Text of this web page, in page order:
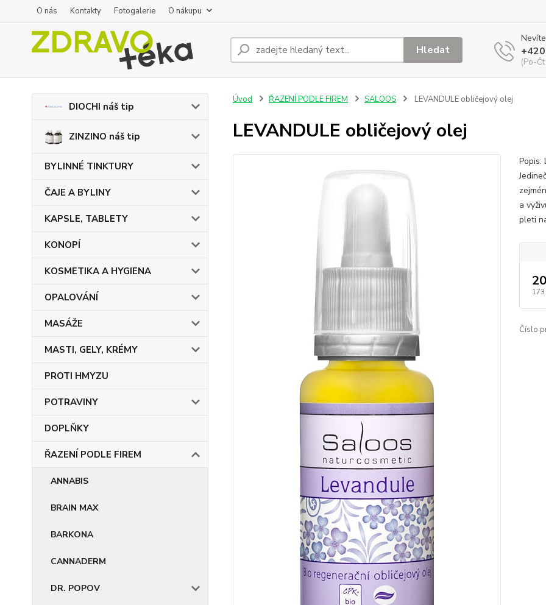
O nás Kontakty Fotogalerie O nákupu
Hledat
(Po-
DIOCHI náš tip
ZINZINO náš tip
BYLINNÉ TINKTURY
ČAJE A BYLINY
KAPSLE, TABLETY
KONOPÍ
KOSMETIKA A HYGIENA
OPALOVÁNÍ
MASÁŽE
MASTI, GELY, KRÉMY
PROTI HMYZU
POTRAVINY
DOPLŇKY
ŘAZENÍ PODLE FIREM
ANNABIS
BRAIN MAX
BARKONA
CANNADERM
DR. POPOV
Úvod ŘAZENÍ PODLE FIREM SALOOS LEVANDULE obličejový olej
LEVANDULE obličejový olej
Popis:
a
pleti
173
Číslo